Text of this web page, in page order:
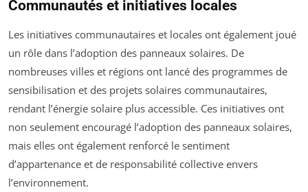
Communautés et initiatives locales
Les initiatives communautaires et locales ont également joué
un rôle dans l’adoption des panneaux solaires. De
nombreuses villes et régions ont lancé des programmes de
sensibilisation et des projets solaires communautaires,
rendant l’énergie solaire plus accessible. Ces initiatives ont
non seulement encouragé l’adoption des panneaux solaires,
mais elles ont également renforcé le sentiment
d’appartenance et de responsabilité collective envers
l’environnement.